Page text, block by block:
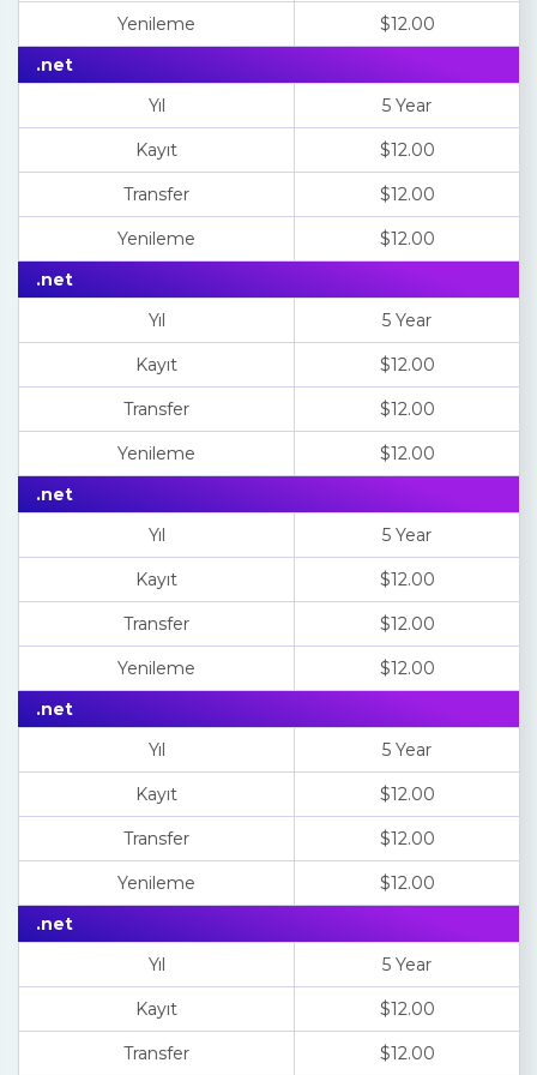
Yenileme
$12.00
.net
Yıl
5 Year
Kayıt $12.00
Transfer $12.00
Yenileme
$12.00
.net
Yıl
5 Year
Kayıt $12.00
Transfer $12.00
Yenileme
$12.00
.net
Yıl
5 Year
Kayıt $12.00
Transfer $12.00
Yenileme
$12.00
.net
Yıl
5 Year
Kayıt $12.00
Transfer $12.00
Yenileme
$12.00
.net
Yıl
5 Year
Kayıt $12.00
Transfer $12.00